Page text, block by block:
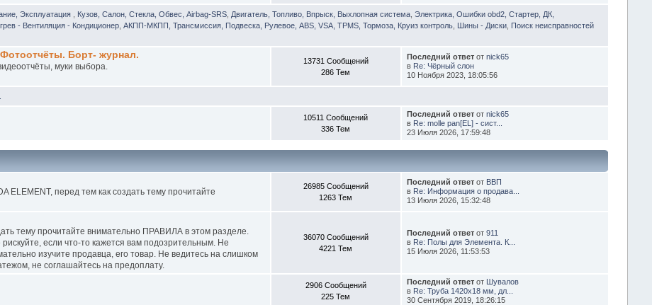
Эксплуатация Кузов, Салон, Стекла, Обвес, Airbag-SRS, Двигатель, Топливо, Впрыск, Выхлопная система, Электрика, Ошибки obd2, Стартер, ДК,
- Вентиляция - Кондиционер, АКПП-МКПП, Трансмиссия, Подвеска, Рулевое, ABS, VSA, TPMS, Тормоза, Круиз контроль, Шины - Диски, Поиск неисправностей
Борт- журнал.
муки выбора.
13731 Сообщений
286 Тем
Последний ответ отnick65
в Re: Чёрный слон
10 Ноября 2023, 18:05:56
10511 Сообщений
336 Тем
Последний ответ отnick65
в Re: molle pan[EL] - сист...
23 Июля 2026, 17:59:48
ELEMENT, перед тем как создать тему прочитайте
26985 Сообщений
1263 Тем
Последний ответ от ВВП
в Re: Информация о продава...
13 Июля 2026, 15:32:48
тему прочитайте внимательно ПРАВИЛА в этом разделе.
если что-то кажется вам подозрительным. Не
изучите продавца, его товар. Не ведитесь на слишком
не соглашайтесь на предоплату.
36070 Сообщений
4221 Тем
Последний ответ от911
в Re: Полы для Элемента. К...
15 Июля 2026, 11:53:53
2906 Сообщений
225 Тем
Последний ответ от Шувалов
в Re: Труба 1420х18 мм, дл...
30 Сентября 2019, 18:26:15